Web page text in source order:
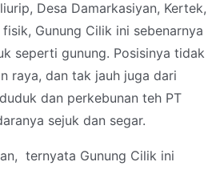
Desa Damarkasiyan, Kertek,
Gunung Cilik ini sebenarnya
seperti gunung. Posisinya tidak
raya, dan tak jauh juga dari
dan perkebunan teh PT
sejuk dan segar.
ternyata Gunung Cilik ini